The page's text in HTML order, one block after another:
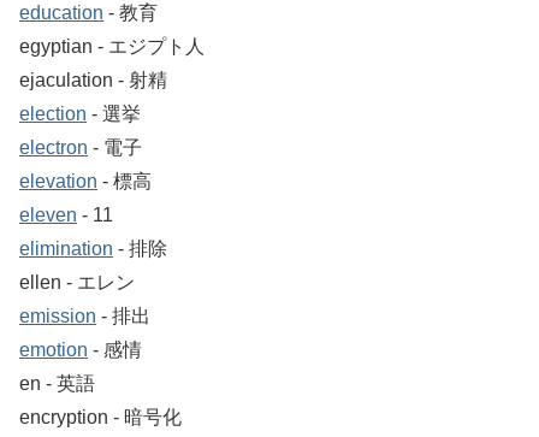
education ‐ 教育
egyptian ‐ エジプト人
ejaculation ‐ 射精
election ‐ 選挙
electron ‐ 電子
elevation ‐ 標高
eleven ‐ 11
elimination ‐ 排除
ellen ‐ エレン
emission ‐ 排出
emotion ‐ 感情
en ‐ 英語
encryption ‐ 暗号化